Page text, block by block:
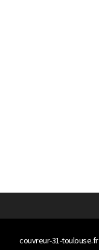
couvreur-31-toulouse.fr